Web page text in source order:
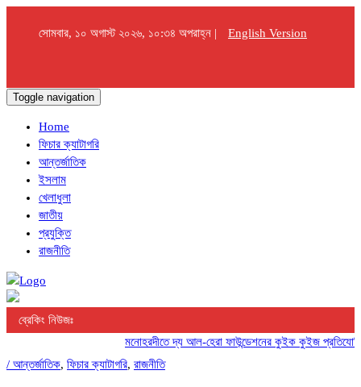
সোমবার, ১০ অগাস্ট ২০২৬, ১০:৩৪ অপরাহ্ন | English Version
Toggle navigation
Home
ফিচার ক্যাটাগরি
আন্তর্জাতিক
ইসলাম
খেলাধুলা
জাতীয়
প্রযুক্তি
রাজনীতি
ব্রেকিং নিউজঃ
মনোহরদীতে দ্য আল-হেরা ফাউন্ডেশনের কুইক কুইজ প্রতিযোগিতা
/ আন্তর্জাতিক, ফিচার ক্যাটাগরি, রাজনীতি